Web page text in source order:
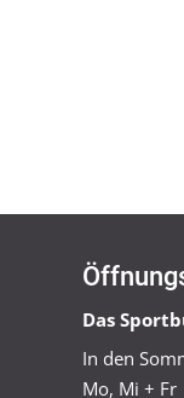
Das
In den
Mo, Mi + Fr